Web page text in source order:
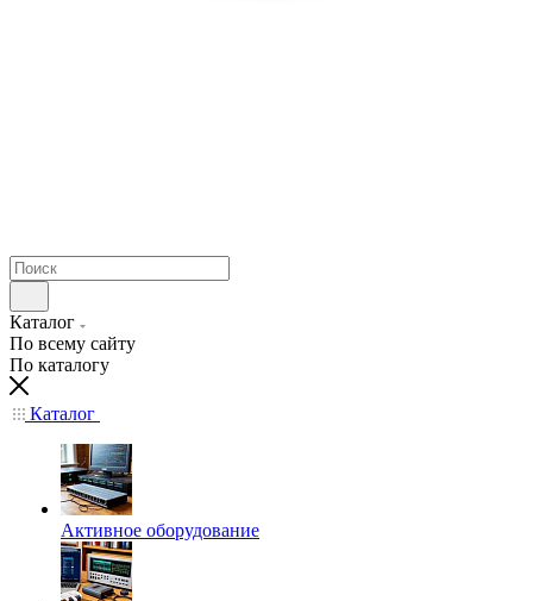
Каталог
По всему сайту
По каталогу
Каталог
Активное оборудование